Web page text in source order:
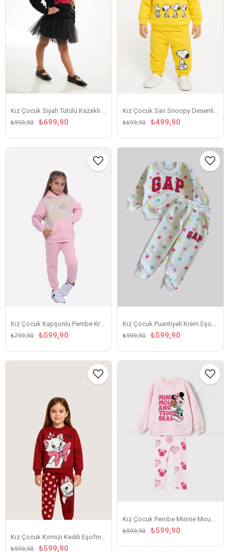
Kız Çocuk Siyah Tütülü Kazaklı Takım
₺699,90
₺999,90
Kız Çocuk Sarı Snoopy Desenli Eşofman Takım
₺499,90
₺699,90
Kız Çocuk Kapşonlu Pembe Krem Eşofman Takım
₺599,90
₺799,90
Kız Çocuk Puantiyeli Krem Eşofman Takım
₺599,90
₺999,90
Kız Çocuk Kırmızı Kedili Eşofman Takım
₺599,90
₺999,90
₺599,90
₺999,90